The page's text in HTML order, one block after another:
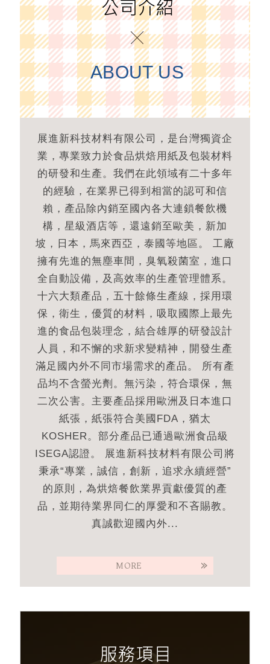
ABOUT US
展進新科技材料有限公司，是台灣獨資企
業，專業致力於食品烘焙用紙及包裝材料
的研發和生產。我們在此領域有二十多年
的經驗，在業界已得到相當的認可和信
賴，產品除內銷至國內各大連鎖餐飲機
構，星級酒店等，還遠銷至歐美，新加
坡，日本，馬來西亞，泰國等地區。 工廠
擁有先進的無塵車間，臭氧殺菌室，進口
全自動設備，及高效率的生產管理體系。
十六大類產品，五十餘條生產線，採用環
保，衛生，優質的材料，吸取國際上最先
進的食品包裝理念，結合雄厚的研發設計
人員，和不懈的求新求變精神，開發生產
滿足國內外不同市場需求的產品。 所有產
品均不含螢光劑。無污染，符合環保，無
二次公害。主要產品採用歐洲及日本進口
紙張，紙張符合美國FDA，猶太
KOSHER。部分產品已通過歐洲食品級
ISEGA認證。 展進新科技材料有限公司將
秉承“專業，誠信，創新，追求永續經營”
的原則，為烘焙餐飲業界貢獻優質的產
品，並期待業界同仁的厚愛和不吝賜教。
真誠歡迎國內外...
MORE